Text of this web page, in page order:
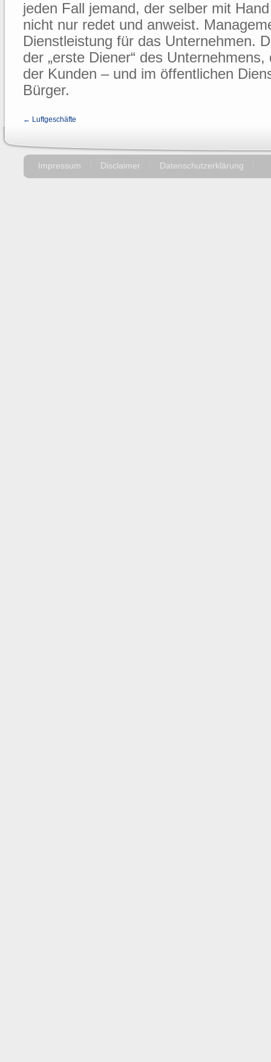
jeden Fall jemand, der selber mit
nicht nur redet und anweist.
Dienstleistung für das Unternehmen.
der „erste Diener“ des
der Kunden – und im öffentlichen
Bürger.
← Luftgeschäfte
Impressum Disclaimer Datenschutzerklärung